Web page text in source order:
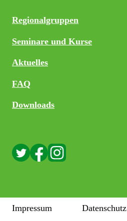
Regionalgruppen
Seminare und Kurse
Aktuelles
FAQ
Downloads
Impressum Datenschutz